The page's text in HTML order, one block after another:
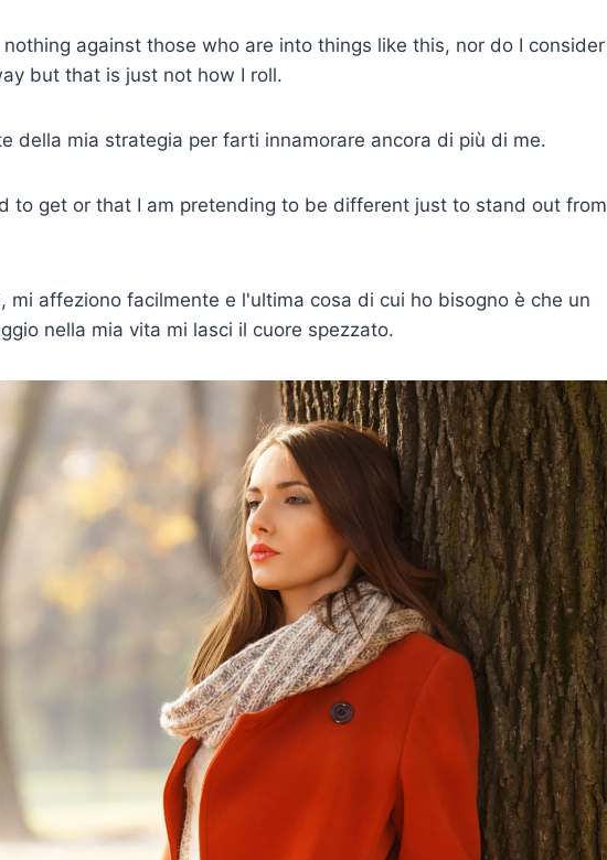
against those who are into things like this, nor do I consider
but that is just not how I roll.
della mia strategia per farti innamorare ancora di più di me.
to get or that I am pretending to be different just to stand out from
mi affeziono facilmente e l'ultima cosa di cui ho bisogno è che un
nella mia vita mi lasci il cuore spezzato.